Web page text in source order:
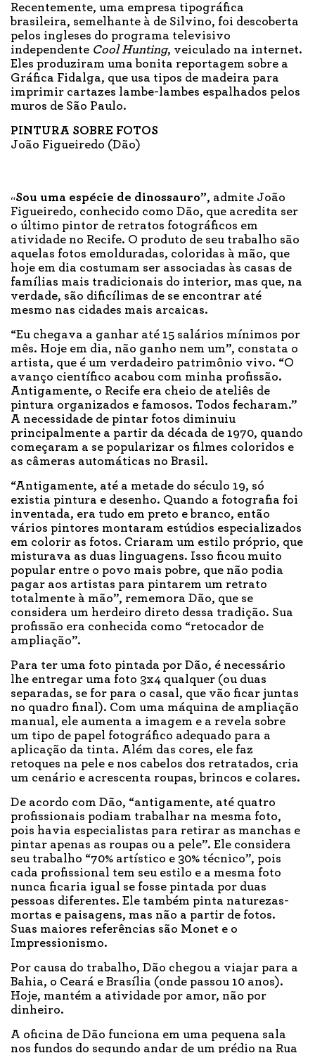
Recentemente, uma empresa tipográfica
brasileira, semelhante à de Silvino, foi descoberta
pelos ingleses do programa televisivo
independente Cool Hunting, veiculado na internet.
Eles produziram uma bonita reportagem sobre a
Gráfica Fidalga, que usa tipos de madeira para
imprimir cartazes lambe-lambes espalhados pelos
muros de São Paulo.
PINTURA SOBRE FOTOS
João Figueiredo (Dão)
“Sou uma espécie de dinossauro”, admite João
Figueiredo, conhecido como Dão, que acredita ser
o último pintor de retratos fotográficos em
atividade no Recife. O produto de seu trabalho são
aquelas fotos emolduradas, coloridas à mão, que
hoje em dia costumam ser associadas às casas de
famílias mais tradicionais do interior, mas que, na
verdade, são dificílimas de se encontrar até
mesmo nas cidades mais arcaicas.
“Eu chegava a ganhar até 15 salários mínimos por
mês. Hoje em dia, não ganho nem um”, constata o
artista, que é um verdadeiro patrimônio vivo. “O
avanço científico acabou com minha profissão.
Antigamente, o Recife era cheio de ateliês de
pintura organizados e famosos. Todos fecharam.”
A necessidade de pintar fotos diminuiu
principalmente a partir da década de 1970, quando
começaram a se popularizar os filmes coloridos e
as câmeras automáticas no Brasil.
“Antigamente, até a metade do século 19, só
existia pintura e desenho. Quando a fotografia foi
inventada, era tudo em preto e branco, então
vários pintores montaram estúdios especializados
em colorir as fotos. Criaram um estilo próprio, que
misturava as duas linguagens. Isso ficou muito
popular entre o povo mais pobre, que não podia
pagar aos artistas para pintarem um retrato
totalmente à mão”, rememora Dão, que se
considera um herdeiro direto dessa tradição. Sua
profissão era conhecida como “retocador de
ampliação”.
Para ter uma foto pintada por Dão, é necessário
lhe entregar uma foto 3x4 qualquer (ou duas
separadas, se for para o casal, que vão ficar juntas
no quadro final). Com uma máquina de ampliação
manual, ele aumenta a imagem e a revela sobre
um tipo de papel fotográfico adequado para a
aplicação da tinta. Além das cores, ele faz
retoques na pele e nos cabelos dos retratados, cria
um cenário e acrescenta roupas, brincos e colares.
De acordo com Dão, “antigamente, até quatro
profissionais podiam trabalhar na mesma foto,
pois havia especialistas para retirar as manchas e
pintar apenas as roupas ou a pele”. Ele considera
seu trabalho “70% artístico e 30% técnico”, pois
cada profissional tem seu estilo e a mesma foto
nunca ficaria igual se fosse pintada por duas
pessoas diferentes. Ele também pinta naturezas-
mortas e paisagens, mas não a partir de fotos.
Suas maiores referências são Monet e o
Impressionismo.
Por causa do trabalho, Dão chegou a viajar para a
Bahia, o Ceará e Brasília (onde passou 10 anos).
Hoje, mantém a atividade por amor, não por
dinheiro.
A oficina de Dão funciona em uma pequena sala
nos fundos do segundo andar de um prédio na Rua